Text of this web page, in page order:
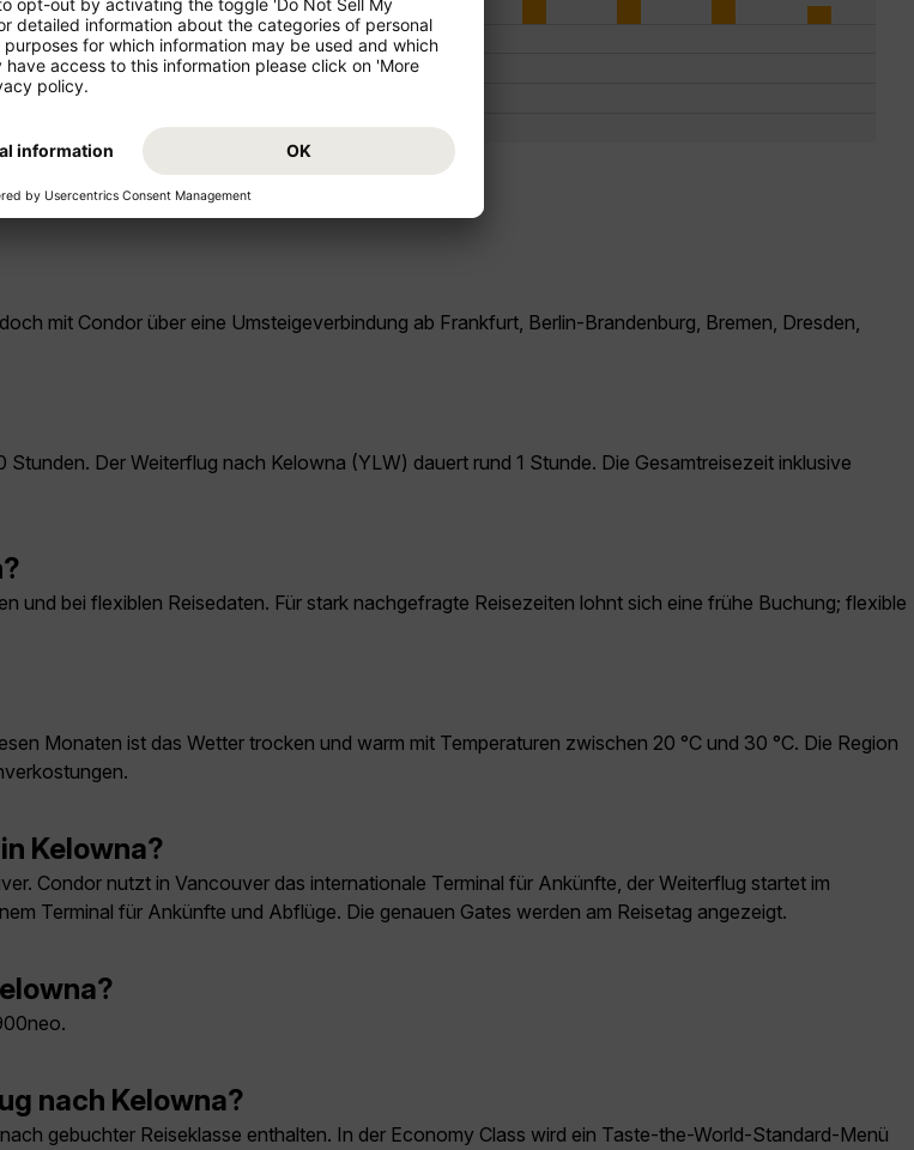
mit Condor über eine Umsteigeverbindung ab Frankfurt, Berlin-Brandenburg, Bremen, Dresden,
Der Weiterflug nach Kelowna (YLW) dauert rund 1 Stunde. Die Gesamtreisezeit inklusive
und bei flexiblen Reisedaten. Für stark nachgefragte Reisezeiten lohnt sich eine frühe Buchung; flexible
Monaten ist das Wetter trocken und warm mit Temperaturen zwischen 20 °C und 30 °C. Die Region
Kelowna?
Condor nutzt in Vancouver das internationale Terminal für Ankünfte, der Weiterflug startet im
Terminal für Ankünfte und Abflüge. Die genauen Gates werden am Reisetag angezeigt.
nach Kelowna?
gebuchter Reiseklasse enthalten. In der Economy Class wird ein Taste-the-World-Standard-Menü